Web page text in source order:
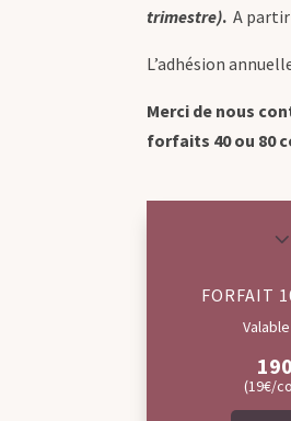
trimestre). A partir
L’adhésion
Merci de nous
forfaits 40 ou 80
3
FORFAIT
(19€/